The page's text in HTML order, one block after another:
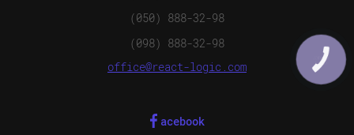
(050) 888-32-98
(098) 888-32-98
office@react-logic.com
acebook
КНОПКА
СВЯЗИ